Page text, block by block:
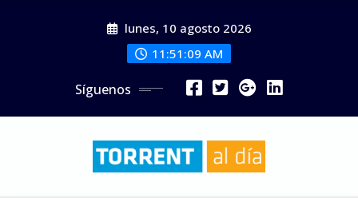
lunes, 10 agosto 2026
11:51:11 AM
Síguenos